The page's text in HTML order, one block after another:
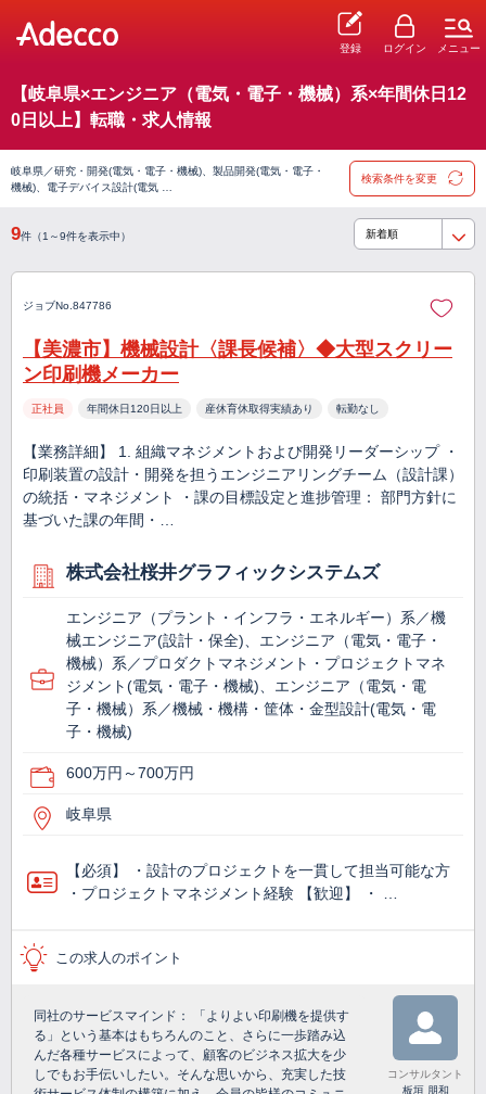
登録 ログイン メニュー
【岐阜県×エンジニア（電気・電子・機械）系×年間休日12
0日以上】転職・求人情報
岐阜県／研究・開発(電気・電子・機械)、製品開発(電気・電子・
機械)、電子デバイス設計(電気 …
検索条件を変更
9件（1～9件を表示中）
ジョブNo.847786
【美濃市】機械設計〈課長候補〉◆大型スクリー
ン印刷機メーカー
正社員 年間休日120日以上 産休育休取得実績あり 転勤なし
【業務詳細】 1. 組織マネジメントおよび開発リーダーシップ ・
印刷装置の設計・開発を担うエンジニアリングチーム（設計課）
の統括・マネジメント ・課の目標設定と進捗管理： 部門方針に
基づいた課の年間・…
株式会社桜井グラフィックシステムズ
エンジニア（プラント・インフラ・エネルギー）系／機
械エンジニア(設計・保全)、エンジニア（電気・電子・
機械）系／プロダクトマネジメント・プロジェクトマネ
ジメント(電気・電子・機械)、エンジニア（電気・電
子・機械）系／機械・機構・筐体・金型設計(電気・電
子・機械)
600万円～700万円
岐阜県
【必須】 ・設計のプロジェクトを一貫して担当可能な方
・プロジェクトマネジメント経験 【歓迎】 ・ …
この求人のポイント
同社のサービスマインド： 「よりよい印刷機を提供す
る」という基本はもちろんのこと、さらに一歩踏み込
んだ各種サービスによって、顧客のビジネス拡大を少
しでもお手伝いしたい。そんな思いから、充実した技
コンサルタント
板垣 朋和